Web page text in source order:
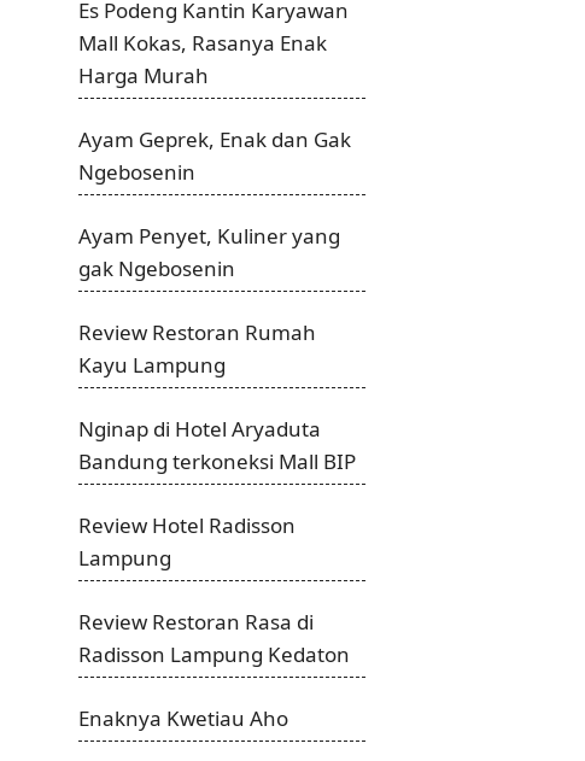
Es Podeng Kantin Karyawan
Mall Kokas, Rasanya Enak
Harga Murah
Ayam Geprek, Enak dan Gak
Ngebosenin
Ayam Penyet, Kuliner yang
gak Ngebosenin
Review Restoran Rumah
Kayu Lampung
Nginap di Hotel Aryaduta
Bandung terkoneksi Mall BIP
Review Hotel Radisson
Lampung
Review Restoran Rasa di
Radisson Lampung Kedaton
Enaknya Kwetiau Aho